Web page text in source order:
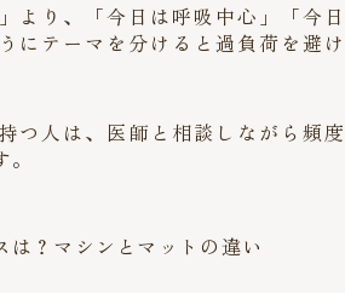
より、「今日は呼吸中心」「今日
にテーマを分けると過負荷を避け
つ人は、医師と相談しながら頻度
は？マシンとマットの違い